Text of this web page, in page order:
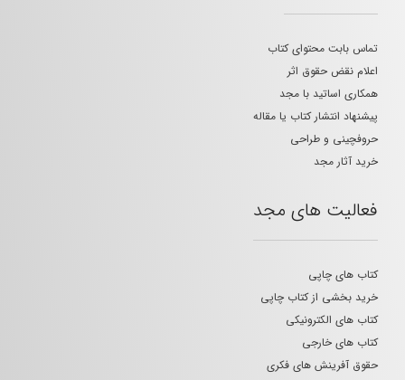
تماس بابت محتوای کتاب
اعلام نقض حقوق اثر
همکاری اساتید با مجد
پیشنهاد انتشار کتاب یا مقاله
حروفچینی و طراحی
خرید آثار مجد
فعالیت های مجد
کتاب های چاپی
خرید بخشی از کتاب چاپی
کتاب های الکترونیکی
کتاب های خارجی
حقوق آفرینش های فکری